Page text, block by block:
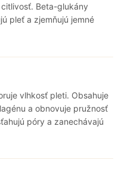
Beta-glukány
pleť a zjemňujú jemné
vlhkosť pleti. Obsahuje
a obnovuje pružnosť
póry a zanechávajú